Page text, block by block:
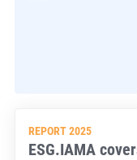
REPORT 2025
ESG.IAMA